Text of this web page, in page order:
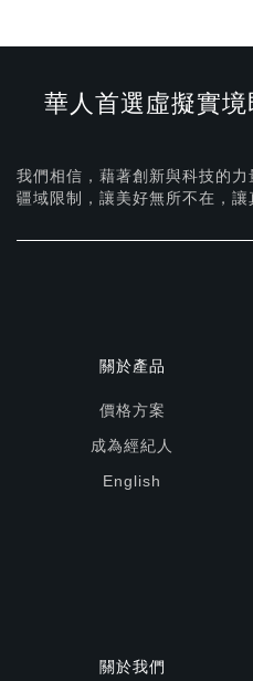
華人首選虛擬實
我們相信，藉著創新與科技的
疆域限制，讓美好無所不在， 讓
關於產品
價格方案
成為經紀人
English
關於我們